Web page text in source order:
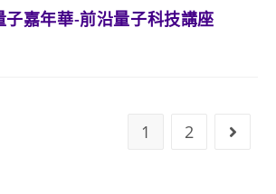
子嘉年華-前沿量子科技講座
1 2 Go to